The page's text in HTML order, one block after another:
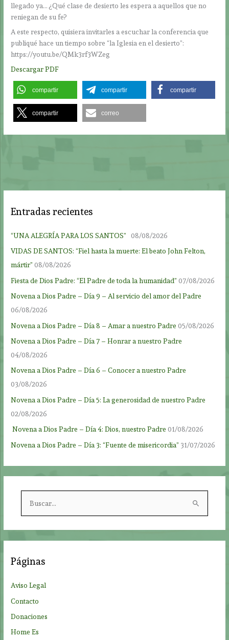
llegado ya… ¿Qué clase de desierto les espera a aquellos que no
reniegan de su fe?
A este respecto, quisiera invitarles a escuchar la conferencia que
publiqué hace un tiempo sobre “la Iglesia en el desierto”:
https://youtu.be/QMk3rf3WZeg
Descargar PDF
compartir compartir compartir
compartir correo
Entradas recientes
“UNA ALEGRÍA PARA LOS SANTOS”
08/08/2026
VIDAS DE SANTOS: “Fiel hasta la muerte: El beato John Felton,
mártir” 08/08/2026
Fiesta de Dios Padre: “El Padre de toda la humanidad” 07/08/2026
Novena a Dios Padre – Día 9 – Al servicio del amor del Padre
06/08/2026
Novena a Dios Padre – Día 8 – Amar a nuestro Padre 05/08/2026
Novena a Dios Padre – Día 7 – Honrar a nuestro Padre
04/08/2026
Novena a Dios Padre – Día 6 – Conocer a nuestro Padre
03/08/2026
Novena a Dios Padre – Día 5: La generosidad de nuestro Padre
02/08/2026
Novena a Dios Padre – Día 4: Dios, nuestro Padre 01/08/2026
Novena a Dios Padre – Día 3: “Fuente de misericordia” 31/07/2026
r
:
Páginas
Aviso Legal
Contacto
Donaciones
Home Es